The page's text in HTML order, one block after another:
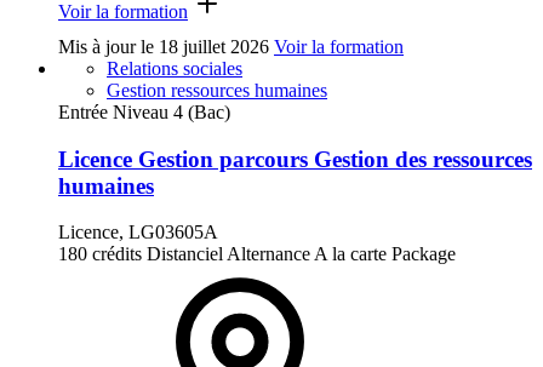
Voir la formation
Mis à jour le 18 juillet 2026 Voir la formation
Relations sociales
Gestion ressources humaines
Entrée Niveau 4 (Bac)
Licence Gestion parcours Gestion des ressources
humaines
Licence, LG03605A
180 crédits DistancielAlternanceA la carte Package